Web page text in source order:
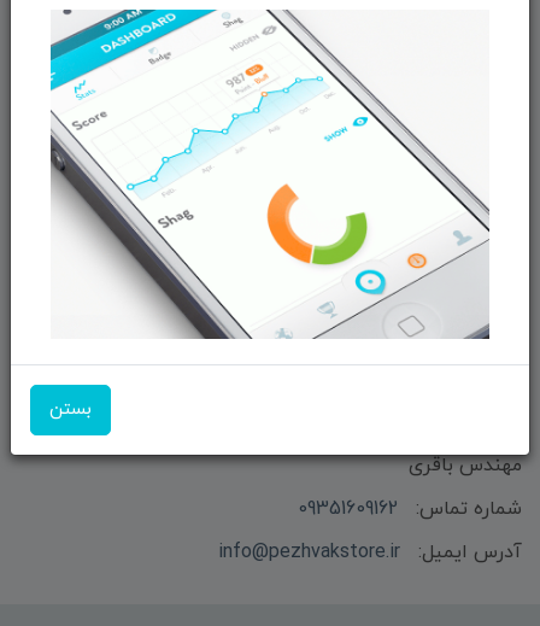
بستن
از تخفیف‌ها و جدیدترین‌های فروشگاه ما باخبر شوید:
ثبت‌نام
ما را در شبکه‌های اجتماعی دنبال کنید:
بازرگانی و فروش محصولات MSI ماتریکس - جناب آقای
مهندس باقری
شماره تماس:
09351609162
آدرس ایمیل:
info@pezhvakstore.ir